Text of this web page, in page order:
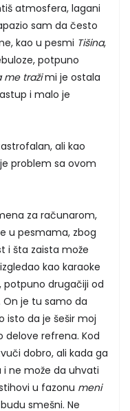
atmosfera, lagani
sam da često
kao u pesmi Tišina,
potpuno
me tražimi je ostala
i malo je
ali kao
problem sa ovom
za računarom,
u pesmama, zbog
i šta zaista može
kao karaoke
potpuno drugačiji od
On je tu samo da
isto da je šešir moj
delove refrena. Kod
dobro, ali kada ga
i ne može da uhvati
u fazonu meni
budu smešni. Ne